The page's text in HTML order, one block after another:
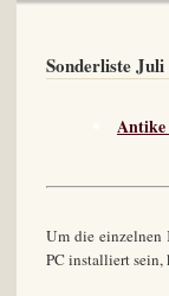
Sonderliste Juli
Antike
Um die einzelnen
PC installiert sein,